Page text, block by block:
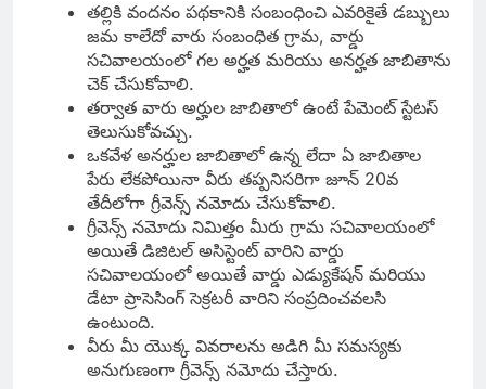
తల్లికి వందనం పథకానికి సంబంధించి ఎవరికైతే డబ్బులు
జమ కాలేదో వారు సంబంధిత గ్రామ, వార్డు
సచివాలయంలో గల అర్హత మరియు అనర్హత జాబితాను
చెక్ చేసుకోవాలి.
తర్వాత వారు అర్హుల జాబితాలో ఉంటే పేమెంట్ స్టేటస్
తెలుసుకోవచ్చు.
ఒకవేళ అనర్హుల జాబితాలో ఉన్న లేదా ఏ జాబితాల
పేరు లేకపోయినా వీరు తప్పనిసరిగా జూన్ 20వ
తేదీలోగా గ్రీవెన్స్ నమోదు చేసుకోవాలి.
గ్రీవెన్స్ నమోదు నిమిత్తం మీరు గ్రామ సచివాలయంలో
అయితే డిజిటల్ అసిస్టెంట్ వారిని వార్డు
సచివాలయంలో అయితే వార్డు ఎడ్యుకేషన్ మరియు
డేటా ప్రాసెసింగ్ సెక్రటరీ వారిని సంప్రదించవలసి
ఉంటుంది.
వీరు మీ యొక్క వివరాలను అడిగి మీ సమస్యకు
అనుగుణంగా గ్రీవెన్స్ నమోదు చేస్తారు.